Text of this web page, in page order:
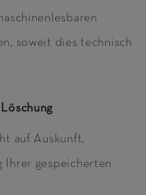
soweit dies technisch
auf Auskunft,
Ihrer gespeicherten